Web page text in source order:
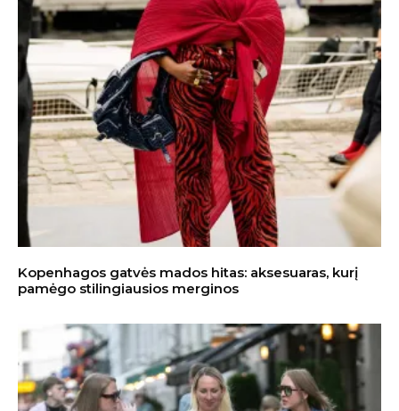
Kopenhagos gatvės mados hitas: aksesuaras, kurį
pamėgo stilingiausios merginos